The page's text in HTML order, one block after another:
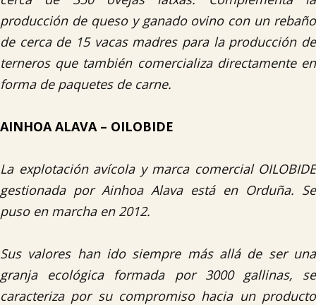
producción de queso y ganado ovino con un rebaño
de cerca de 15 vacas madres para la producción de
terneros que también comercializa directamente en
forma de paquetes de carne.
AINHOA ALAVA – OILOBIDE
La explotación avícola y marca comercial OILOBIDE
gestionada por Ainhoa Alava está en Orduña. Se
puso en marcha en 2012.
Sus valores han ido siempre más allá de ser una
granja ecológica formada por 3000 gallinas, se
caracteriza por su compromiso hacia un producto